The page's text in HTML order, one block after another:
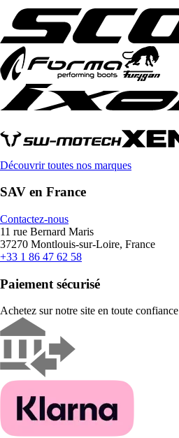
Découvrir toutes nos marques
SAV en France
Contactez-nous
11 rue Bernard Maris
37270 Montlouis-sur-Loire, France
+33 1 86 47 62 58
Paiement sécurisé
Achetez sur notre site en toute confiance